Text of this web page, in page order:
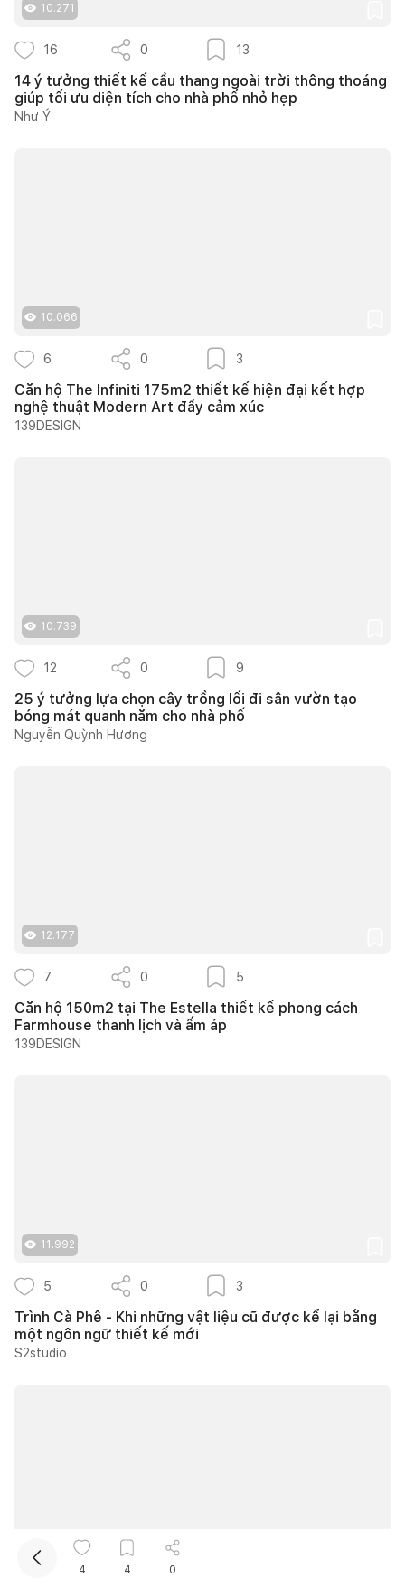
10.271
16 0 13
14 ý tưởng thiết kế cầu thang ngoài trời thông thoáng
giúp tối ưu diện tích cho nhà phố nhỏ hẹp
Như Ý
10.066
6 0 3
Căn hộ The Infiniti 175m2 thiết kế hiện đại kết hợp
nghệ thuật Modern Art đầy cảm xúc
139DESIGN
10.739
12 0 9
25 ý tưởng lựa chọn cây trồng lối đi sân vườn tạo
bóng mát quanh năm cho nhà phố
Nguyễn Quỳnh Hương
12.177
7 0 5
Căn hộ 150m2 tại The Estella thiết kế phong cách
Farmhouse thanh lịch và ấm áp
139DESIGN
11.992
5 0 3
Trình Cà Phê - Khi những vật liệu cũ được kể lại bằng
một ngôn ngữ thiết kế mới
S2studio
10.501
4
4 0